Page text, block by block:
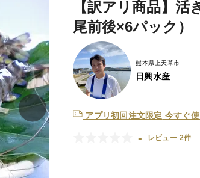
【訳アリ商品】
尾前後×6パック）
熊本県上天草市
日興水産
アプリ初回注文限定 今すぐ
- レビュー 2件